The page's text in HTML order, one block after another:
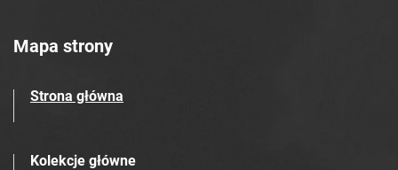
Mapa strony
Strona główna
Kolekcje główne